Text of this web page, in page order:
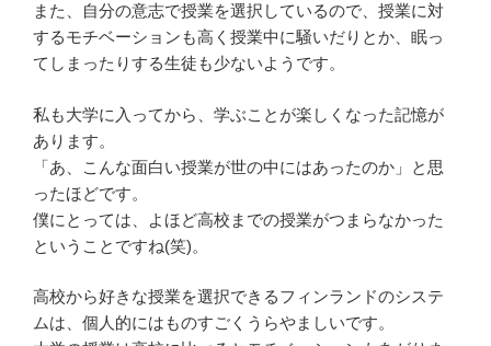
また、自分の意志で授業を選択しているので、授業に対
するモチベーションも高く授業中に騒いだりとか、眠っ
てしまったりする生徒も少ないようです。
私も大学に入ってから、学ぶことが楽しくなった記憶が
あります。
「あ、こんな面白い授業が世の中にはあったのか」と思
ったほどです。
僕にとっては、よほど高校までの授業がつまらなかった
ということですね(笑)。
高校から好きな授業を選択できるフィンランドのシステ
ムは、個人的にはものすごくうらやましいです。